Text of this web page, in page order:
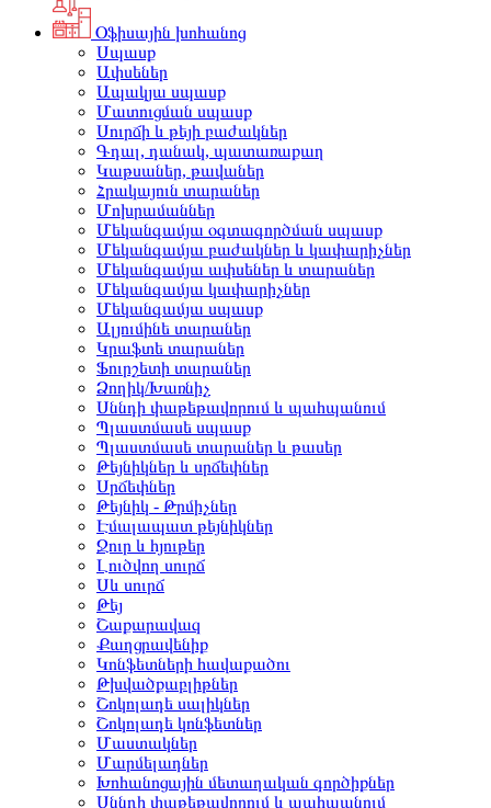
Օֆիսային խոհանոց
Սպասք
Ափսեներ
Ապակյա սպասք
Մատուցման սպասք
Սուրճի և թեյի բաժակներ
Գդալ, դանակ, պատառաքաղ
Կաթսաներ, թավաներ
Հրակայուն տարաներ
Մոխրամաններ
Մեկանգամյա օգտագործման սպասք
Մեկանգամյա բաժակներ և կափարիչներ
Մեկանգամյա ափսեներ և տարաներ
Մեկանգամյա կափարիչներ
Մեկանգամյա սպասք
Ալյումինե տարաներ
Կրաֆտե տարաներ
Ֆուրշետի տարաներ
Ձողիկ/Խառնիչ
Սննդի փաթեթավորում և պահպանում
Պլաստմասե սպասք
Պլաստմասե տարաներ և թասեր
Թեյնիկներ և սրճեփներ
Սրճեփներ
Թեյնիկ - Թրմիչներ
Էմալապատ թեյնիկներ
Ջուր և հյութեր
Լուծվող սուրճ
Սև սուրճ
Թեյ
Շաքարավազ
Քաղցրավենիք
Կոնֆետների հավաքածու
Թխվածքաբլիթներ
Շոկոլադե սալիկներ
Շոկոլադե կոնֆետներ
Մաստակներ
Մարմելադներ
Խոհանոցային մետաղական գործիքներ
Սննդի փաթեթավորում և պահպանում